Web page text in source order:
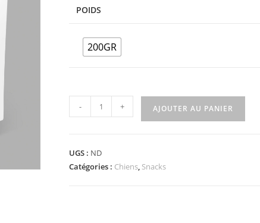
POIDS
200GR
- + AJOUTER AU PANIER
UGS : ND
Catégories : Chiens, Snacks